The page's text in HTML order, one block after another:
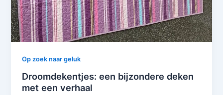
Op zoek naar geluk
Droomdekentjes: een bijzondere deken
met een verhaal